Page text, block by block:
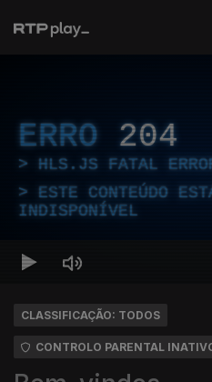
ERRO 204
HLS.JS FATAL
ESTE CONTEÚDO
INDISPONÍVEL
CLASSIFICAÇÃO: TODOS
CONTROLO PARENTAL